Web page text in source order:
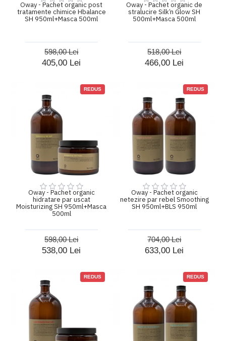
Oway - Pachet organic post
tratamente chimice Hbalance
SH 950ml+Masca 500ml
405,00 Lei
598,00 Lei
Oway - Pachet organic de
stralucire Silk’n Glow SH
500ml+Masca 500ml
466,00 Lei
518,00 Lei
REDUS
Oway - Pachet organic
hidratare par uscat
Moisturizing SH 950ml+Masca
500ml
538,00 Lei
598,00 Lei
REDUS
Oway - Pachet organic
netezire par rebel Smoothing
SH 950ml+BLS 950ml
633,00 Lei
704,00 Lei
REDUS REDUS